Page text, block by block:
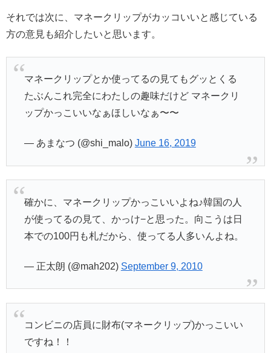
それでは次に、マネークリップがカッコいいと感じている
方の意見も紹介したいと思います。
マネークリップとか使ってるの見てもグッとくる
たぶんこれ完全にわたしの趣味だけど マネークリ
ップかっこいいなぁほしいなぁ〜〜
— あまなつ (@shi_malo) June 16, 2019
確かに、マネークリップかっこいいよね♪韓国の人
が使ってるの見て、かっけ−と思った。向こうは日
本での100円も札だから、使ってる人多いんよね。
— 正太朗 (@mah202) September 9, 2010
コンビニの店員に財布(マネークリップ)かっこいい
ですね！！